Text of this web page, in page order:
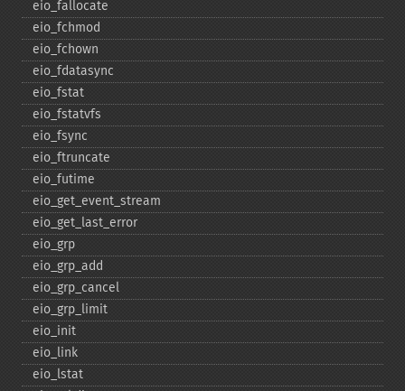
eio_​fallocate
eio_​fchmod
eio_​fchown
eio_​fdatasync
eio_​fstat
eio_​fstatvfs
eio_​fsync
eio_​ftruncate
eio_​futime
eio_​get_​event_​stream
eio_​get_​last_​error
eio_​grp
eio_​grp_​add
eio_​grp_​cancel
eio_​grp_​limit
eio_​init
eio_​link
eio_​lstat